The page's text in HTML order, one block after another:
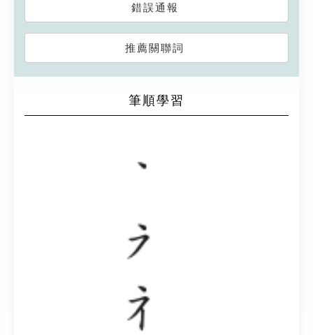
錯誤通報
推薦關聯詞
筆順學習